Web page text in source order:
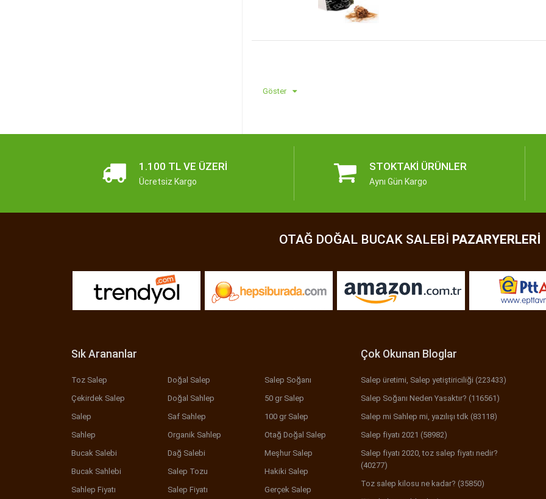
Göster
1.100 TL VE ÜZERI
Ücretsiz Kargo
STOKTAKI ÜRÜNLER
Aynı Gün Kargo
OTAĞ DOĞAL BUCAK SALEBI PAZARYERLERI
Sık Arananlar
Toz Salep
Çekirdek Salep
Salep
Sahlep
Bucak Salebi
Bucak Sahlebi
Sahlep Fiyatı
Doğal Salep
Doğal Sahlep
Saf Sahlep
Organik Sahlep
Dağ Salebi
Salep Tozu
Salep Fiyatı
Salep Soğanı
50 gr Salep
100 gr Salep
Otağ Doğal Salep
Meşhur Salep
Hakiki Salep
Gerçek Salep
Çok Okunan Bloglar
Salep üretimi, Salep yetiştiriciliği (223433)
Salep Soğanı Neden Yasaktır? (116561)
Salep mi Sahlep mi, yazılışı tdk (83118)
Salep fiyatı 2021 (58982)
Salep fiyatı 2020, toz salep fiyatı nedir?
(40277)
Toz salep kilosu ne kadar? (35850)